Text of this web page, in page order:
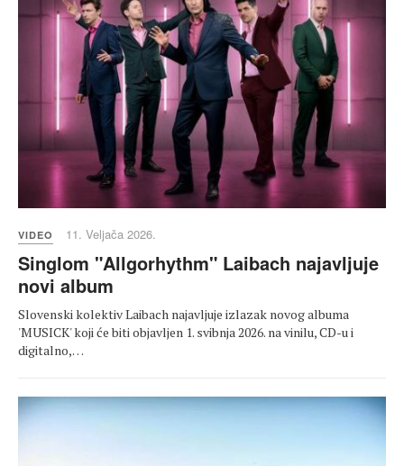
VIDEO 11. Veljača 2026.
Singlom "Allgorhythm" Laibach najavljuje
novi album
Slovenski kolektiv Laibach najavljuje izlazak novog albuma
'MUSICK' koji će biti objavljen 1. svibnja 2026. na vinilu, CD-u i
digitalno,…